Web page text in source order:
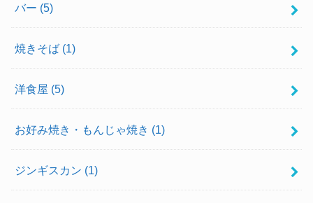
バー (5)
焼きそば (1)
洋食屋 (5)
お好み焼き・もんじゃ焼き (1)
ジンギスカン (1)